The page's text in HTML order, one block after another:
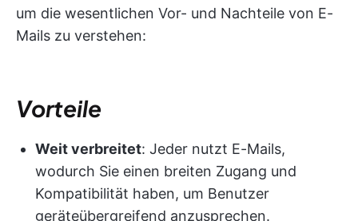
um die wesentlichen Vor- und Nachteile von E-
Mails zu verstehen:
Vorteile
Weit verbreitet: Jeder nutzt E-Mails,
wodurch Sie einen breiten Zugang und
Kompatibilität haben, um Benutzer
geräteübergreifend anzusprechen.